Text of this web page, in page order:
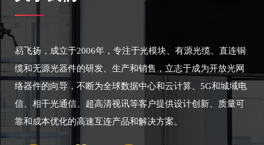
易飞扬，成立于2006年，专注于光模块、有源光缆、直连铜
缆和无源光器件的研发、生产和销售，立志于成为开放光网
络器件的向导，不断为全球数据中心和云计算、5G和城域电
信、相干光通信、超高清视讯等客户提供设计创新、质量可
靠和成本优化的高速互连产品和解决方案。